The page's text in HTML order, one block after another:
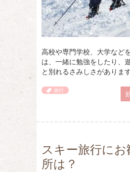
高校や専門学校、大学など
は、一緒に勉強をしたり、
と別れるさみしさがありま
旅行
スキー旅行に
所は？